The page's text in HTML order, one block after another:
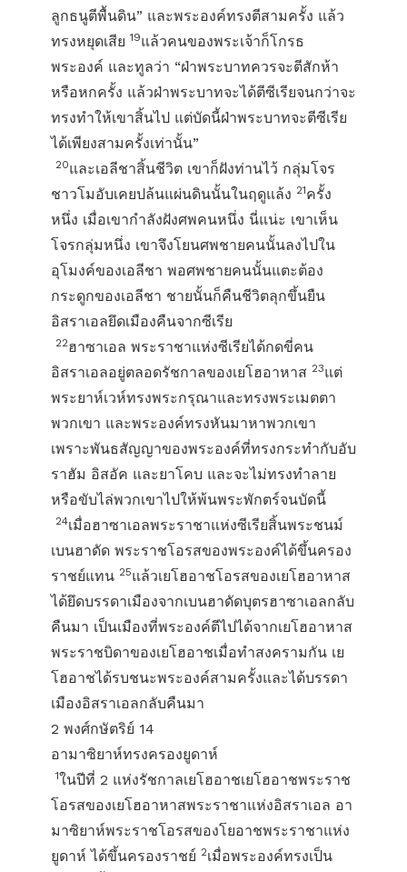
ลูกธนูตีพื้นดิน” และพระองค์ทรงตีสามครั้ง แล้ว
ทรงหยุดเสีย19แล้วคนของพระเจ้าก็โกรธ
พระองค์ และทูลว่า “ฝ่าพระบาทควรจะตีสักห้า
หรือหกครั้ง แล้วฝ่าพระบาทจะได้ตีซีเรียจนกว่าจะ
ทรงทำให้เขาสิ้นไป แต่บัดนี้ฝ่าพระบาทจะตีซีเรีย
ได้เพียงสามครั้งเท่านั้น”
20และเอลีชาสิ้นชีวิต เขาก็ฝังท่านไว้ กลุ่มโจร
ชาวโมอับเคยปล้นแผ่นดินนั้นในฤดูแล้ง 21ครั้ง
หนึ่ง เมื่อเขากำลังฝังศพคนหนึ่ง นี่แน่ะ เขาเห็น
โจรกลุ่มหนึ่ง เขาจึงโยนศพชายคนนั้นลงไปใน
อุโมงค์ของเอลีชา พอศพชายคนนั้นแตะต้อง
กระดูกของเอลีชา ชายนั้นก็คืนชีวิตลุกขึ้นยืน
อิสราเอลยึดเมืองคืนจากซีเรีย
22ฮาซาเอล พระราชาแห่งซีเรียได้กดขี่คน
อิสราเอลอยู่ตลอดรัชกาลของเยโฮอาหาส 23แต่
พระยาห์เวห์ทรงพระกรุณาและทรงพระเมตตา
พวกเขา และพระองค์ทรงหันมาหาพวกเขา
เพราะพันธสัญญาของพระองค์ที่ทรงกระทำกับอับ
ราฮัม อิสอัค และยาโคบ และจะไม่ทรงทำลาย
หรือขับไล่พวกเขาไปให้พ้นพระพักตร์จนบัดนี้
24เมื่อฮาซาเอลพระราชาแห่งซีเรียสิ้นพระชนม์
เบนฮาดัด พระราชโอรสของพระองค์ได้ขึ้นครอง
ราชย์แทน 25แล้วเยโฮอาชโอรสของเยโฮอาหาส
ได้ยึดบรรดาเมืองจากเบนฮาดัดบุตรฮาซาเอลกลับ
คืนมา เป็นเมืองที่พระองค์ตีไปได้จากเยโฮอาหาส
พระราชบิดาของเยโฮอาชเมื่อทำสงครามกัน เย
โฮอาชได้รบชนะพระองค์สามครั้งและได้บรรดา
เมืองอิสราเอลกลับคืนมา
2 พงศ์กษัตริย์ 14
อามาซิยาห์ทรงครองยูดาห์
1ในปีที่ 2 แห่งรัชกาลเยโฮอาชเยโฮอาชพระราช
โอรสของเยโฮอาหาสพระราชาแห่งอิสราเอล อา
มาซิยาห์พระราชโอรสของโยอาชพระราชาแห่ง
ยูดาห์ ได้ขึ้นครองราชย์ 2เมื่อพระองค์ทรงเป็น